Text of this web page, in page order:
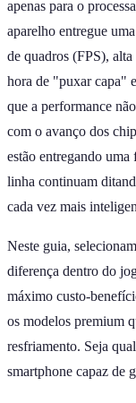
apenas para o
aparelho entregue
de quadros (FPS),
hora de "puxar capa"
que a performance
com o avanço dos
estão entregando
linha continuam
cada vez mais
Neste guia,
diferença dentro do
máximo custo-
os modelos premium
resfriamento. Seja
smartphone capaz de